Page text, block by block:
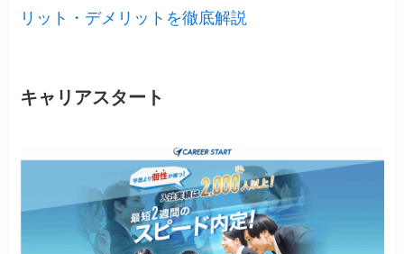
リット・デメリットを徹底解説
キャリアスタート